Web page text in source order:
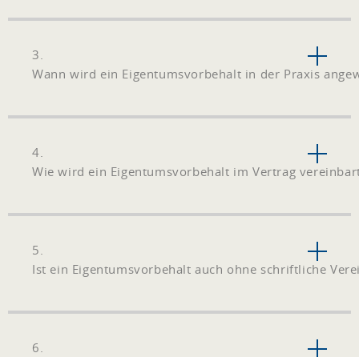
3.
Wann wird ein Eigentumsvorbehalt in der Praxis
4.
Wie wird ein Eigentumsvorbehalt im Vertrag
5.
Ist ein Eigentumsvorbehalt auch ohne schriftliche
6.